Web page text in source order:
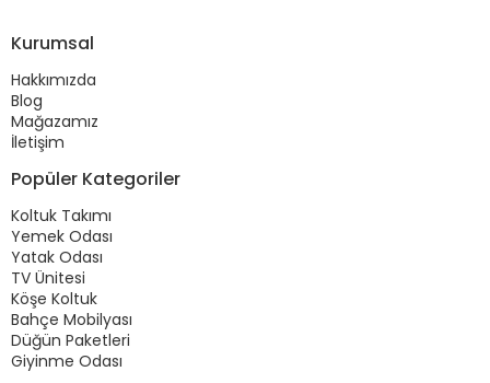
Kurumsal
Hakkımızda
Blog
Mağazamız
İletişim
Popüler Kategoriler
Koltuk Takımı
Yemek Odası
Yatak Odası
TV Ünitesi
Köşe Koltuk
Bahçe Mobilyası
Düğün Paketleri
Giyinme Odası